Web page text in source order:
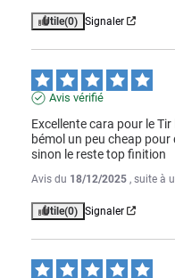
Utile(0) Signaler
Avis vérifié
Excellente cara pour le
bémol un peu cheap
sinon le reste top finition
Avis du 18/12/2025 , suite à
Utile(0) Signaler